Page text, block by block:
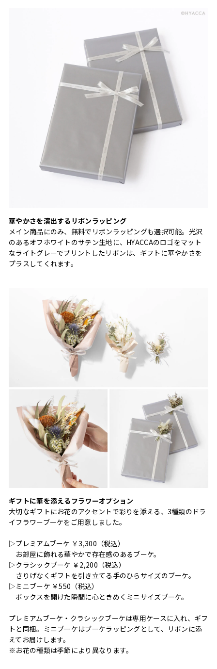
華やかさを演出するリボンラッピング
メイン商品にのみ、無料でリボンラッピングも選択可能。光沢
のあるオフホワイトのサテン生地に、HYACCAのロゴをマット
なライトグレーでプリントしたリボンは、ギフトに華やかさを
プラスしてくれます。
ギフトに華を添えるフラワーオプション
大切なギフトにお花のアクセントで彩りを添える、3種類のドラ
イフラワーブーケをご用意しました。
▷プレミアムブーケ ￥3,300（税込）
お部屋に飾れる華やかで存在感のあるブーケ。
▷クラシックブーケ ￥2,200（税込）
さりげなくギフトを引き立てる手のひらサイズのブーケ。
▷ミニブーケ ￥550（税込）
ボックスを開けた瞬間に心ときめくミニサイズブーケ。
プレミアムブーケ・クラシックブーケは専用ケースに入れ、ギフ
トと同梱。ミニブーケはブーケラッピングとして、リボンに添
えてお届けします。
※お花の種類は季節により異なります。